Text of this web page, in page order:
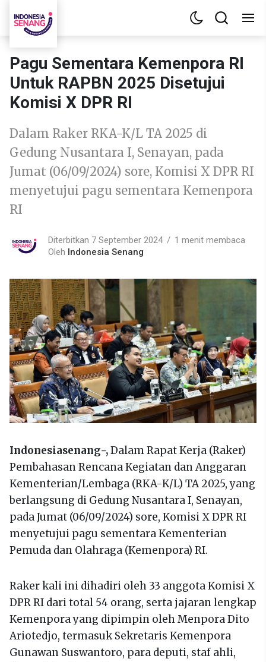
Pagu Sementara Kemenpora RI
Untuk RAPBN 2025 Disetujui
Komisi X DPR RI
Dalam Raker RKA-K/L TA 2025 di
Gedung Nusantara I, Senayan, pada
Jumat (06/09/2024) sore, Komisi X DPR RI
menyetujui pagu sementara Kemenpora
RI
Diterbitkan 7 September 2024
1 menit membaca
Oleh Indonesia Senang
Indonesiasenang-,Dalam Rapat Kerja (Raker)
Pembahasan Rencana Kegiatan dan Anggaran
Kementerian/Lembaga (RKA-K/L) TA 2025, yang
berlangsung di Gedung Nusantara I, Senayan,
pada Jumat (06/09/2024) sore, Komisi X DPR RI
menyetujui pagu sementara Kementerian
Pemuda dan Olahraga (Kemenpora) RI.
Raker kali ini dihadiri oleh 33 anggota Komisi X
DPR RI dari total 54 orang, serta jajaran lengkap
Kemenpora yang dipimpin oleh Menpora Dito
Ariotedjo, termasuk Sekretaris Kemenpora
Gunawan Suswantoro, para deputi, staf ahli,